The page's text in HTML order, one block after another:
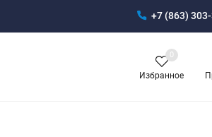
+7 (863)
Избранное
0